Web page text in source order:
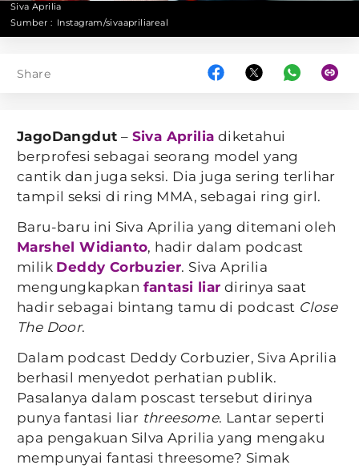
Siva Aprilia
Sumber : Instagram/sivaapriliareal
Share
JagoDangdut – Siva Aprilia diketahui
berprofesi sebagai seorang model yang
cantik dan juga seksi. Dia juga sering terlihar
tampil seksi di ring MMA, sebagai ring girl.
Baru-baru ini Siva Aprilia yang ditemani oleh
Marshel Widianto, hadir dalam podcast
milik Deddy Corbuzier. Siva Aprilia
mengungkapkan fantasi liar dirinya saat
hadir sebagai bintang tamu di podcast Close
The Door.
Dalam podcast Deddy Corbuzier, Siva Aprilia
berhasil menyedot perhatian publik.
Pasalanya dalam poscast tersebut dirinya
punya fantasi liar threesome. Lantar seperti
apa pengakuan Silva Aprilia yang mengaku
mempunyai fantasi threesome? Simak